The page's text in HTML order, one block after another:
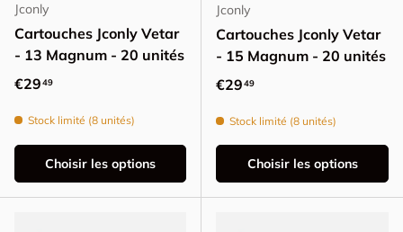
Jconly
Cartouches Jconly Vetar
- 13 Magnum - 20 unités
Prix habituel
€2949
Stock limité (8 unités)
Choisir les options
Jconly
Cartouches Jconly Vetar
- 15 Magnum - 20 unités
Prix habituel
€2949
Stock limité (8 unités)
Choisir les options